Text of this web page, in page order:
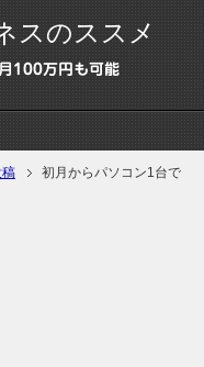
スのススメ
100万円も可能
初月からパソコン1台で